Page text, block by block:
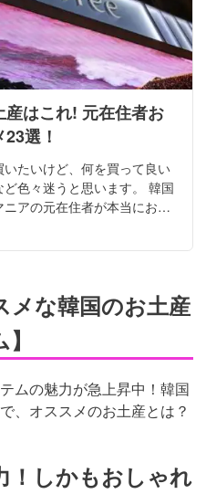
はこれ! 元在住者お
選！
たいけど、何を買って良い
色々迷うと思います。 韓国
アの元在住者が本当におす
韓国コスメを一挙にご紹介
メな韓国のお土産
ムの魅力が急上昇中！韓国
、オススメのお土産とは？
しかもおしゃれ